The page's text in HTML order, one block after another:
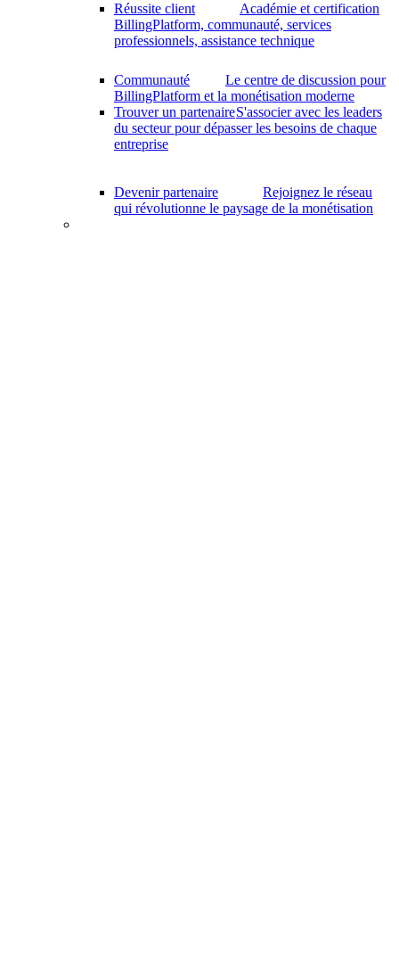
Réussite client
Académie et certification
BillingPlatform, communauté, services
professionnels, assistance technique
Communauté
Le centre de discussion pour
BillingPlatform et la monétisation moderne
Trouver un partenaireS'associer avec les leaders
du secteur pour dépasser les besoins de chaque
entreprise
Devenir partenaire
Rejoignez le réseau
qui révolutionne le paysage de la monétisation